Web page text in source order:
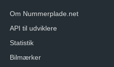
Om Nummerplade.net
API til udviklere
Statistik
Bilmærker